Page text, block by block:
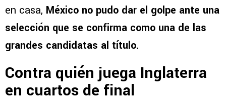
en casa, México no pudo dar el golpe ante una
selección que se confirma como una de las
grandes candidatas al título.
Contra quién juega Inglaterra
en cuartos de final